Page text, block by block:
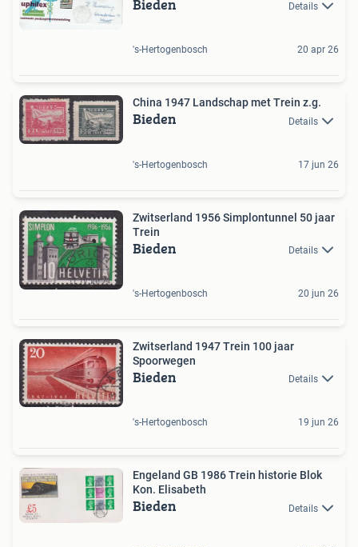
Bieden Details
's-Hertogenbosch 20 apr 26
China 1947 Landschap met Trein z.g.
Bieden Details
's-Hertogenbosch 17 jun 26
Zwitserland 1956 Simplontunnel 50 jaar
Trein
Bieden Details
's-Hertogenbosch 20 jun 26
Zwitserland 1947 Trein 100 jaar
Spoorwegen
Bieden Details
's-Hertogenbosch 19 jun 26
Engeland GB 1986 Trein historie Blok
Kon. Elisabeth
Bieden Details